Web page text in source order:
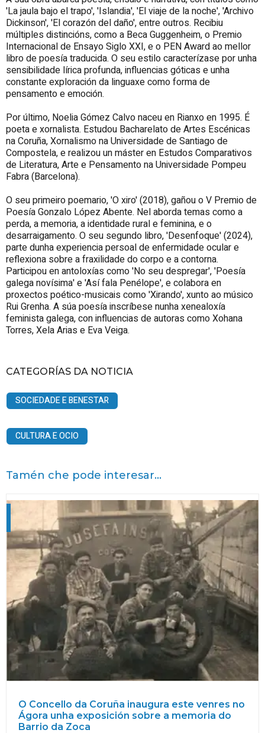
'La jaula bajo el trapo', 'Islandia', 'El viaje de la noche', 'Archivo
Dickinson', 'El corazón del daño', entre outros. Recibiu
múltiples distincións, como a Beca Guggenheim, o Premio
Internacional de Ensayo Siglo XXI, e o PEN Award ao mellor
libro de poesía traducida. O seu estilo caracterízase por unha
sensibilidade lírica profunda, influencias góticas e unha
constante exploración da linguaxe como forma de
pensamento e emoción.
Por último, Noelia Gómez Calvo naceu en Rianxo en 1995. É
poeta e xornalista. Estudou Bacharelato de Artes Escénicas
na Coruña, Xornalismo na Universidade de Santiago de
Compostela, e realizou un máster en Estudos Comparativos
de Literatura, Arte e Pensamento na Universidade Pompeu
Fabra (Barcelona).
O seu primeiro poemario, 'O xiro' (2018), gañou o V Premio de
Poesía Gonzalo López Abente. Nel aborda temas como a
perda, a memoria, a identidade rural e feminina, e o
desarraigamento. O seu segundo libro, 'Desenfoque' (2024),
parte dunha experiencia persoal de enfermidade ocular e
reflexiona sobre a fraxilidade do corpo e a contorna.
Participou en antoloxías como 'No seu despregar', 'Poesía
galega novísima' e 'Así fala Penélope', e colabora en
proxectos poético-musicais como 'Xirando', xunto ao músico
Rui Grenha. A súa poesía inscríbese nunha xenealoxía
feminista galega, con influencias de autoras como Xohana
Torres, Xela Arias e Eva Veiga.
CATEGORÍAS DA NOTICIA
SOCIEDADE E BENESTAR
CULTURA E OCIO
Tamén che pode interesar...
O Concello da Coruña inaugura este venres no
Ágora unha exposición sobre a memoria do
Barrio da Zoca